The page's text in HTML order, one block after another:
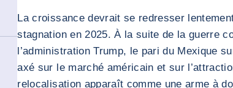
La croissance devrait se redresser
stagnation en 2025. À la suite de la guerre
l’administration Trump, le pari du Mexique
axé sur le marché américain et sur
relocalisation apparaît comme une arme à